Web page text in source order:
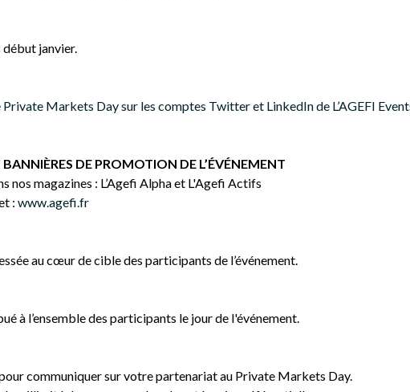
janvier.
Markets Day sur les comptes Twitter et LinkedIn de L’AGEFI
DE PROMOTION DE L’ÉVÉNEMENT
nos magazines : L’Agefi Alpha et L'Agefi Actifs
: www.agefi.fr
au cœur de cible des participants de l’événement.
à l’ensemble des participants le jour de l'événement.
communiquer sur votre partenariat au Private Markets Day.